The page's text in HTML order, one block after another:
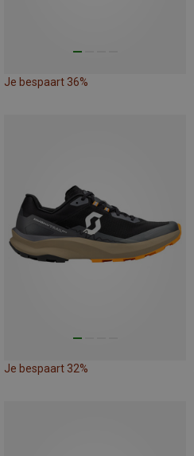
Je bespaart 36%
Je bespaart 32%